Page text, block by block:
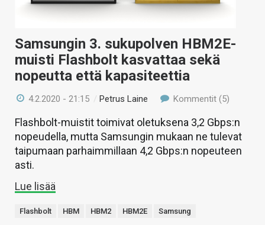
Samsungin 3. sukupolven HBM2E-
muisti Flashbolt kasvattaa sekä
nopeutta että kapasiteettia
4.2.2020 - 21:15 /Petrus Laine Kommentit (5)
Flashbolt-muistit toimivat oletuksena 3,2 Gbps:n
nopeudella, mutta Samsungin mukaan ne tulevat
taipumaan parhaimmillaan 4,2 Gbps:n nopeuteen
asti.
Lue lisää
Flashbolt HBM HBM2 HBM2E Samsung